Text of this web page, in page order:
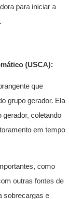
para iniciar a
(USCA):
que
grupo gerador. Ela
gerador, coletando
em tempo
como
outras fontes de
sobrecargas e